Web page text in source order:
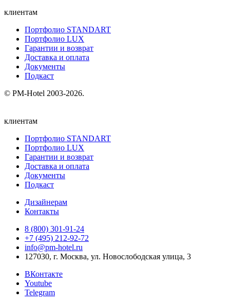
клиентам
Портфолио STANDART
Портфолио LUX
Гарантии и возврат
Доставка и оплата
Документы
Подкаст
© PM-Hotel 2003-2026.
клиентам
Портфолио STANDART
Портфолио LUX
Гарантии и возврат
Доставка и оплата
Документы
Подкаст
Дизайнерам
Контакты
8 (800) 301‑91‑24
+7 (495) 212‑92‑72
info@pm-hotel.ru
127030, г. Москва, ул. Новослободская улица, 3
ВКонтакте
Youtube
Telegram